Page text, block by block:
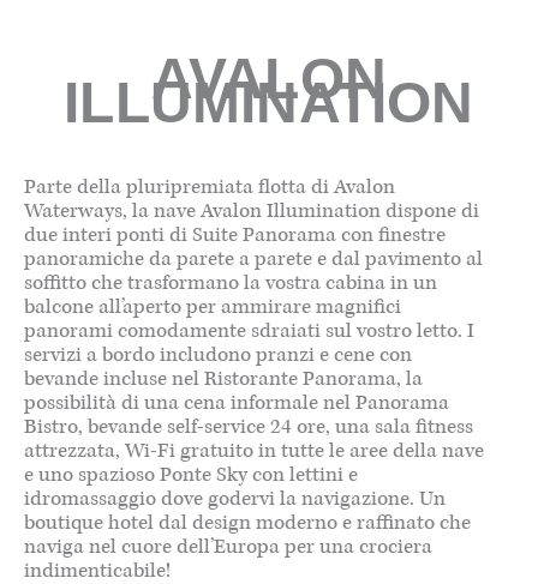
AVALON
ILLUMINATION
Parte della pluripremiata flotta di Avalon
Waterways, la nave Avalon Illumination dispone di
due interi ponti di Suite Panorama con finestre
panoramiche da parete a parete e dal pavimento al
soffitto che trasformano la vostra cabina in un
balcone all’aperto per ammirare magnifici
panorami comodamente sdraiati sul vostro letto. I
servizi a bordo includono pranzi e cene con
bevande incluse nel Ristorante Panorama, la
possibilità di una cena informale nel Panorama
Bistro, bevande self-service 24 ore, una sala fitness
attrezzata, Wi-Fi gratuito in tutte le aree della nave
e uno spazioso Ponte Sky con lettini e
idromassaggio dove godervi la navigazione. Un
boutique hotel dal design moderno e raffinato che
naviga nel cuore dell’Europa per una crociera
indimenticabile!